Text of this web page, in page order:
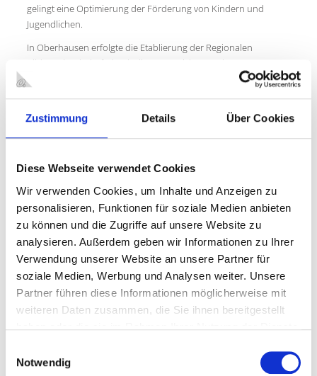
Zustimmung Details Über Cookies
Diese Webseite verwendet Cookies
Wir verwenden Cookies, um Inhalte und Anzeigen zu
personalisieren, Funktionen für soziale Medien anbieten
zu können und die Zugriffe auf unsere Website zu
analysieren. Außerdem geben wir Informationen zu Ihrer
Verwendung unserer Website an unsere Partner für
soziale Medien, Werbung und Analysen weiter. Unsere
Partner führen diese Informationen möglicherweise mit
weiteren Daten zusammen, die Sie ihnen bereitgestellt
Notwendig
gelingt eine Optimierung der Förderung von Kindern und
Jugendlichen.
In Oberhausen erfolgte die Etablierung der Regionalen
Bildungslandschaft durch die Unterzeichnung des
dem Land NRW am 04.09.2009 und der Durchführung der
ersten Bildungskonferenz am 17.11.2009. Ziel der Vereinbarung
ist es, alle kommunalen und gesellschaftlichen Kräfte vor Ort zur
Bildungslandschaft in Oberhausen wird
nach dem folgenden Leitbild entwickelt:
Wir bieten eine vielfältige und bedarfsgerechte
Bildungslandschaft für alle Generationen.
Wir entdecken und unterstützen Potenziale um
Chancengleichheit zu erreichen.
Wir fördern ein inklusives ganzheitliches
Dem Leitbild entsprechend werden „Starke
Ziele“ für die Arbeit in den einzelnen